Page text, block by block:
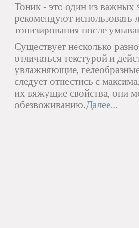
Тоник - это один из важных
рекомендуют использовать
тонизирования после
Существует несколько
отличаться текстурой и
увлажняющие,
следует отнестись с
их вяжущие свойства, они
обезвоживанию.Далее...